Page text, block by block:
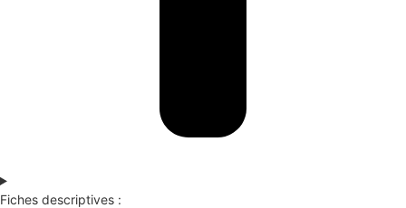
Fiches descriptives :